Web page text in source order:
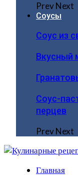
PrevNext
Соусы
Соус из
Вкусный
Соус-
перцев
PrevNext
Главная